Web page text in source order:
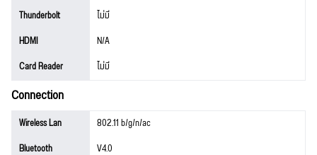
Thunderbolt
ไม่มี
HDMI
N/A
Card Reader
ไม่มี
Connection
Wireless Lan
802.11 b/g/n/ac
Bluetooth
V4.0